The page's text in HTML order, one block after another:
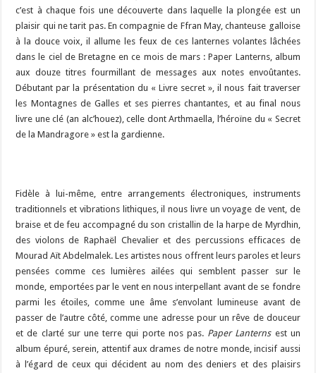
c’est à chaque fois une découverte dans laquelle la plongée est un
plaisir qui ne tarit pas. En compagnie de Ffran May, chanteuse galloise
à la douce voix, il allume les feux de ces lanternes volantes lâchées
dans le ciel de Bretagne en ce mois de mars : Paper Lanterns, album
aux douze titres fourmillant de messages aux notes envoûtantes.
Débutant par la présentation du « Livre secret », il nous fait traverser
les Montagnes de Galles et ses pierres chantantes, et au final nous
livre une clé (an alc’houez), celle dont Arthmaella, l’héroïne du « Secret
de la Mandragore » est la gardienne.
Fidèle à lui-même, entre arrangements électroniques, instruments
traditionnels et vibrations lithiques, il nous livre un voyage de vent, de
braise et de feu accompagné du son cristallin de la harpe de Myrdhin,
des violons de Raphaël Chevalier et des percussions efficaces de
Mourad Aït Abdelmalek. Les artistes nous offrent leurs paroles et leurs
pensées comme ces lumières ailées qui semblent passer sur le
monde, emportées par le vent en nous interpellant avant de se fondre
parmi les étoiles, comme une âme s’envolant lumineuse avant de
passer de l’autre côté, comme une adresse pour un rêve de douceur
et de clarté sur une terre qui porte nos pas. Paper Lanternsest un
album épuré, serein, attentif aux drames de notre monde, incisif aussi
à l’égard de ceux qui décident au nom des deniers et des plaisirs